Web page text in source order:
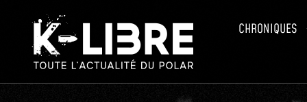
CHRONIQUES